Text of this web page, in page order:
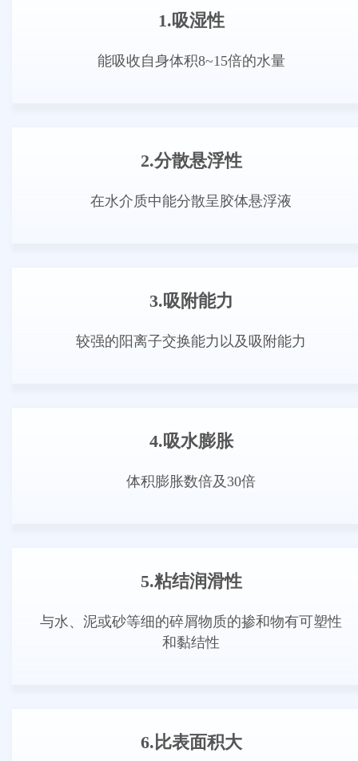
1.吸湿性
能吸收自身体积8~15倍的水量
2.分散悬浮性
在水介质中能分散呈胶体悬浮液
3.吸附能力
较强的阳离子交换能力以及吸附能力
4.吸水膨胀
体积膨胀数倍及30倍
5.粘结润滑性
与水、泥或砂等细的碎屑物质的掺和物有可塑性
和黏结性
6.比表面积大